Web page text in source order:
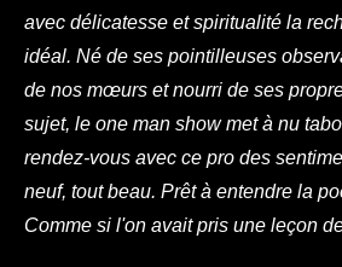
avec délicatesse et spiritualité la
idéal. Né de ses pointilleuses
de nos mœurs et nourri de ses
sujet, le one man show met à nu
rendez-vous avec ce pro des
neuf, tout beau. Prêt à entendre la
Comme si l'on avait pris une leçon